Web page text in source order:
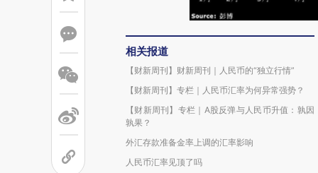
相关报道
【财新周刊】财新周刊｜人民币的“独立行情”
【财新周刊】专栏｜人民币汇率为何异常强势？
【财新周刊】专栏｜A股反弹与人民币升值：孰因
孰果？
外汇存款准备金率上调的汇率影响
人民币汇率见顶了吗